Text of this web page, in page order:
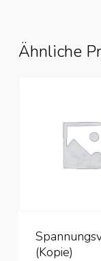
Ähnliche
(Kopie)